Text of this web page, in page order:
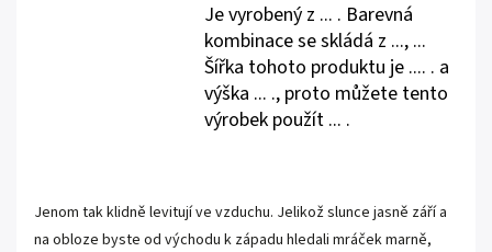
Je vyrobený z ... . Barevná
kombinace se skládá z ..., ...
Šířka tohoto produktu je .... . a
výška ... ., proto můžete tento
výrobek použít ... .
Jenom tak klidně levitují ve vzduchu. Jelikož slunce jasně září a
na obloze byste od východu k západu hledali mráček marně,